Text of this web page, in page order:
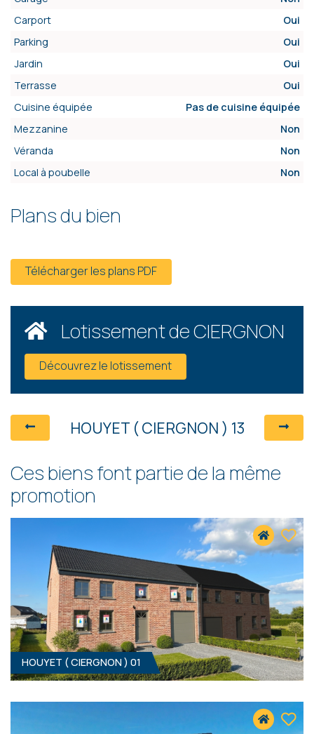
Carport
Oui
Parking
Oui
Jardin
Oui
Terrasse
Oui
Cuisine équipée
Pas de cuisine équipée
Mezzanine
Non
Véranda
Non
Local à poubelle
Non
Plans du bien
Télécharger les plans PDF
Lotissement de CIERGNON
Découvrez le lotissement
HOUYET ( CIERGNON ) 13
Ces biens font partie de la même
promotion
HOUYET ( CIERGNON ) 01